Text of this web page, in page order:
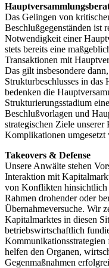
Das Gelingen von
Beschlußgegenständen ist
Notwendigkeit einer
stets bereits eine
Transaktionen mit
Das gilt insbesondere
Strukturbeschlusses in das
bedenken die
Strukturierungsstadium
Beschlußvorlagen und
strategischen Ziele
Komplikationen umgesetzt
Takeovers & Defense
Unsere Anwälte stehen
Interaktion mit
von Konflikten hinsichtlich
Rahmen drohender oder
Übernahmeversuche. Wir
Kapitalmarktes in diesen
betriebswirtschaftlich
Kommunikationsstrategien
helfen den Organen,
Gegenmaßnahmen